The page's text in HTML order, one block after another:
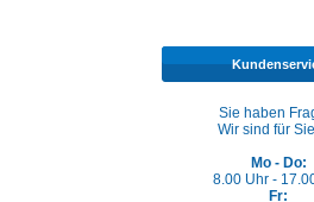
Sie haben
Wir sind für
Mo - Do:
8.00 Uhr -
Fr: